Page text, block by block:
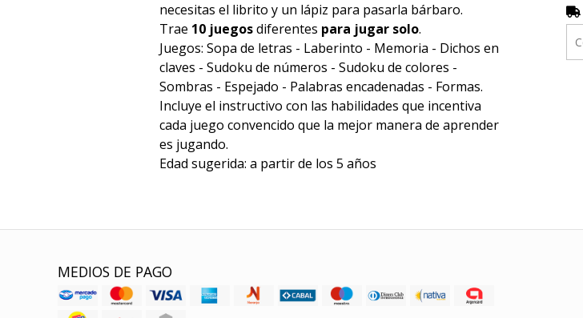
necesitas el librito y un lápiz para pasarla bárbaro.
Trae 10 juegosdiferentes para jugar solo.
Juegos: Sopa de letras - Laberinto - Memoria - Dichos en
claves - Sudoku de números - Sudoku de colores -
Sombras - Espejado - Palabras encadenadas - Formas.
Incluye el instructivo con las habilidades que incentiva
cada juego convencido que la mejor manera de aprender
es jugando.
Edad sugerida: a partir de los 5 años
MEDIOS DE PAGO